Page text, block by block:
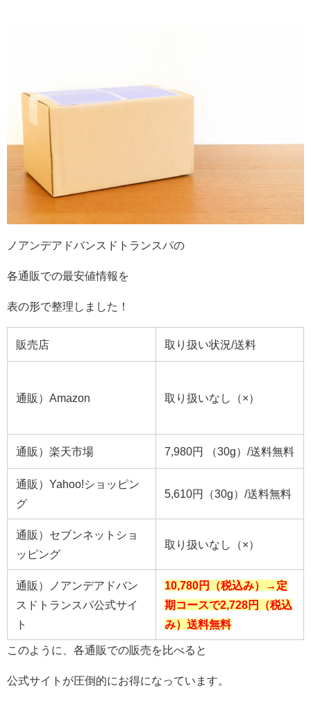
ノアンデアドバンスドトランスパの
各通販での最安値情報を
表の形で整理しました！
販売店 取り扱い状況/送料
通販）Amazon 取り扱いなし（×）
通販）楽天市場 7,980円 （30g）/送料無料
通販）Yahoo!ショッピン
グ
5,610円（30g）/送料無料
通販）セブンネットショ
ッピング
取り扱いなし（×）
通販）ノアンデアドバン
スドトランスパ公式サイ
ト
10,780円（税込み）
→定
期コースで2,728円（税込
み）送料無料
このように、各通販での販売を比べると
公式サイトが圧倒的にお得になっています。